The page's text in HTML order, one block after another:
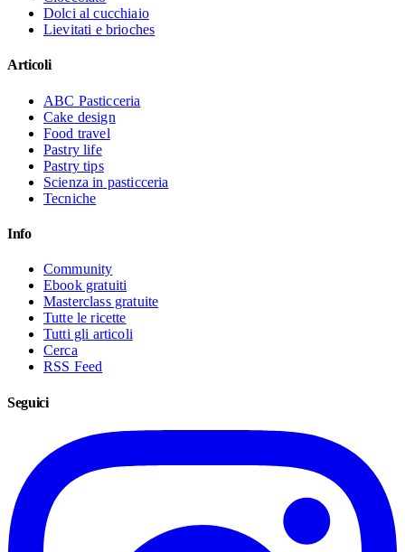
Dolci al cucchiaio
Lievitati e brioches
Articoli
ABC Pasticceria
Cake design
Food travel
Pastry life
Pastry tips
Scienza in pasticceria
Tecniche
Info
Community
Ebook gratuiti
Masterclass gratuite
Tutte le ricette
Tutti gli articoli
Cerca
RSS Feed
Seguici